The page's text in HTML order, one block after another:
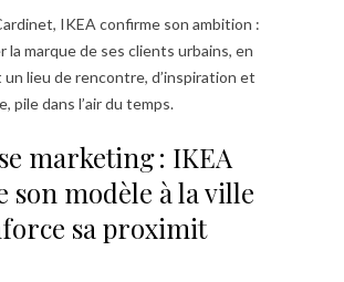
IKEA confirme son ambition :
la marque de ses clients urbains, en
lieu de rencontre, d’inspiration et
pile dans l’air du temps.
marketing : IKEA
son modèle à la ville
sa proximit